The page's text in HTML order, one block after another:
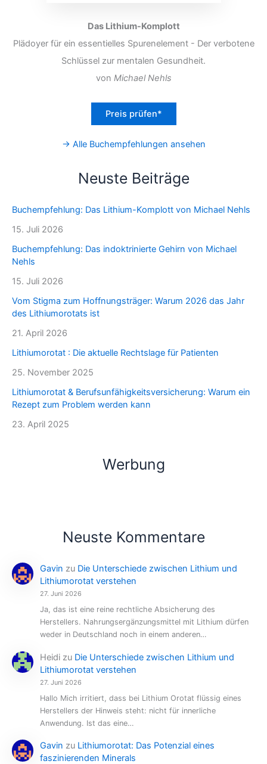
Das Lithium-Komplott
Plädoyer für ein essentielles Spurenelement - Der verbotene
Schlüssel zur mentalen Gesundheit.
von Michael Nehls
Preis prüfen*
→ Alle Buchempfehlungen ansehen
Neuste Beiträge
Buchempfehlung: Das Lithium-Komplott von Michael Nehls
15. Juli 2026
Buchempfehlung: Das indoktrinierte Gehirn von Michael
Nehls
15. Juli 2026
Vom Stigma zum Hoffnungsträger: Warum 2026 das Jahr
des Lithiumorotats ist
21. April 2026
Lithiumorotat : Die aktuelle Rechtslage für Patienten
25. November 2025
Lithiumorotat & Berufsunfähigkeitsversicherung: Warum ein
Rezept zum Problem werden kann
23. April 2025
Werbung
Neuste Kommentare
Gavin zu Die Unterschiede zwischen Lithium und
Lithiumorotat verstehen
27. Juni 2026
Ja, das ist eine reine rechtliche Absicherung des
Herstellers. Nahrungsergänzungsmittel mit Lithium dürfen
weder in Deutschland noch in einem anderen…
Heidi zu Die Unterschiede zwischen Lithium und
Lithiumorotat verstehen
27. Juni 2026
Hallo Mich irritiert, dass bei Lithium Orotat flüssig eines
Herstellers der Hinweis steht: nicht für innerliche
Anwendung. Ist das eine…
Gavin zu Lithiumorotat: Das Potenzial eines
faszinierenden Minerals